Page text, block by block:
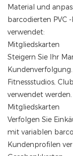
Material und
barcodierten PVC
verwendet:
Mitgliedskarten
Steigern Sie Ihr
Fitnessstudios,
verwendet werden.
Mitgliedskarten
Verfolgen Sie
mit variablen
Kundenprofilen